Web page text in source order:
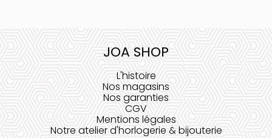
JOA SHOP
L'histoire
Nos magasins
Nos garanties
CGV
Mentions légales
Notre atelier d'horlogerie & bijouterie